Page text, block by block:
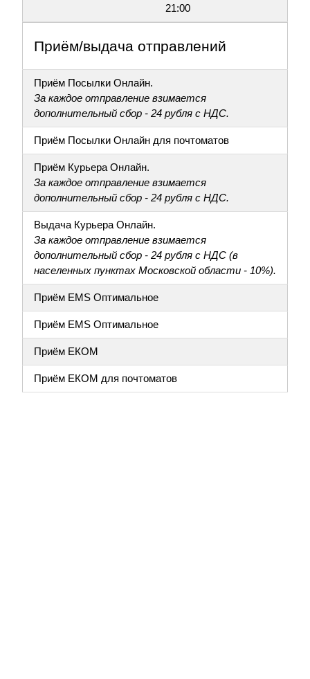
21:00
Приём/выдача отправлений
Приём Посылки Онлайн.
За каждое отправление взимается
дополнительный сбор - 24 рубля с НДС.
Приём Посылки Онлайн для почтоматов
Приём Курьера Онлайн.
За каждое отправление взимается
дополнительный сбор - 24 рубля с НДС.
Выдача Курьера Онлайн.
За каждое отправление взимается
дополнительный сбор - 24 рубля с НДС (в
населенных пунктах Московской области - 10%).
Приём EMS Оптимальное
Приём EMS Оптимальное
Приём ЕКОМ
Приём ЕКОМ для почтоматов